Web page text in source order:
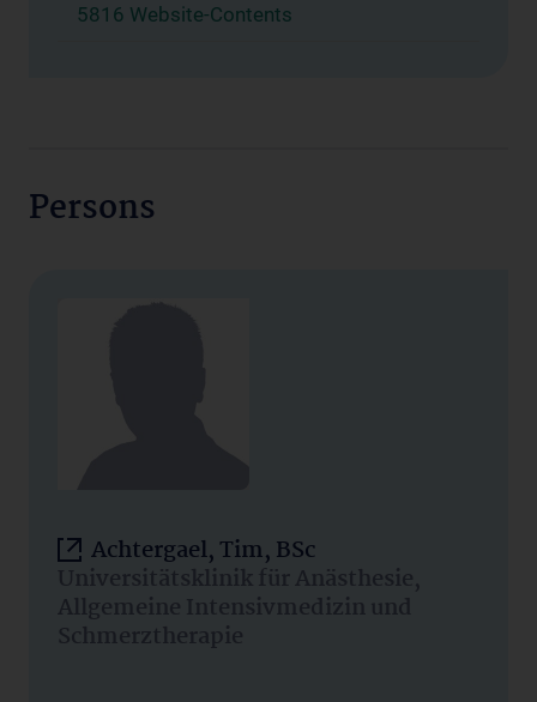
5816 Website-Contents
Persons
Achtergael, Tim, BSc
Universitätsklinik für Anästhesie,
Allgemeine Intensivmedizin und
Schmerztherapie